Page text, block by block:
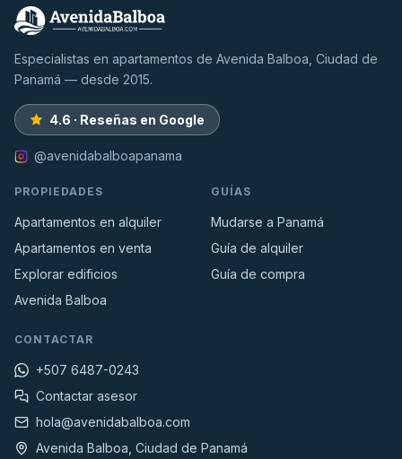
Especialistas en apartamentos de Avenida Balboa, Ciudad de
Panamá — desde 2015.
4.6 · Reseñas en Google
@avenidabalboapanama
PROPIEDADES
Apartamentos en alquiler
Apartamentos en venta
Explorar edificios
Avenida Balboa
GUÍAS
Mudarse a Panamá
Guía de alquiler
Guía de compra
CONTACTAR
+507 6487-0243
Contactar asesor
hola@avenidabalboa.com
Avenida Balboa, Ciudad de Panamá